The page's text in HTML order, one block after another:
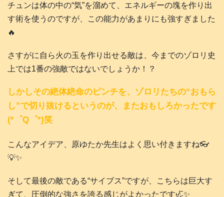
チュンは体の中の“気”を溜めて、エネルギーの塊を作り出
す術を使うのですが、この能力があまりにも強すぎました
🔥
さすがに自ら火の玉を作り出せる敵は、今までのゾロリ史
上では1番の強敵ではないでしょうか！？
しかしその絶体絶命のピンチを、ゾロリたちの“おもら
し”で切り抜けるというのが、またおもしろかったです
(*゜Q゜*)笑
こんなアイデア、原ゆたか先生はよく思い付きますね👓️
💡✨
そして最後の敵である“サイブス”ですが、こちらは巨大す
ぎて、圧倒的な強さを誇る感じがよかったです🦏✨